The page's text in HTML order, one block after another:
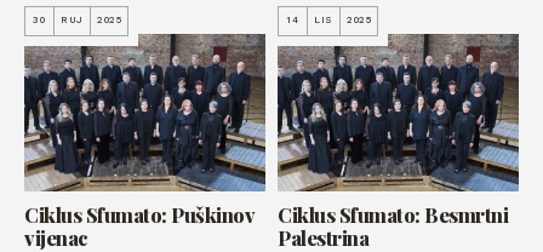
30 RUJ 2025
Ciklus Sfumato: Puškinov
vijenac
14 LIS 2025
Ciklus Sfumato: Besmrtni
Palestrina